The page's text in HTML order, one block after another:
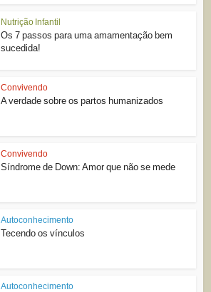
Nutrição Infantil
Os 7 passos para uma amamentação bem
sucedida!
Convivendo
A verdade sobre os partos humanizados
Convivendo
Síndrome de Down: Amor que não se mede
Autoconhecimento
Tecendo os vínculos
Autoconhecimento